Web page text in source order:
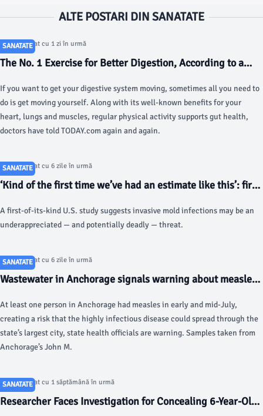
ALTE POSTARI DIN SANATATE
SANATATE
Articol postat cu 1 zi în urmă
The No. 1 Exercise for Better Digestion, According to a
If you want to get your digestive system moving, sometimes all you need to
do is get moving yourself. Along with its well-known benefits for your
heart, lungs and muscles, regular physical activity supports gut health,
doctors have told TODAY.com again and again.
SANATATE
Articol postat cu 6 zile în urmă
‘Kind of the first time we’ve had an estimate like this’: first
thought - Fortune
A first-of-its-kind U.S. study suggests invasive mold infections may be an
underappreciated — and potentially deadly — threat.
SANATATE
Articol postat cu 6 zile în urmă
Wastewater in Anchorage signals warning about measles -
At least one person in Anchorage had measles in early and mid-July,
creating a risk that the highly infectious disease could spread through the
state’s largest city, state health officials are warning. Samples taken from
Anchorage’s John M.
SANATATE
Articol postat cu 1 săptămână în urmă
Researcher Faces Investigation for Concealing 6-Year-Old